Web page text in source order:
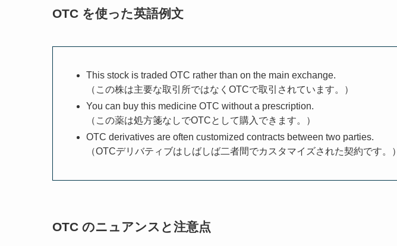
OTC を使った英語例文
This stock is traded OTC rather than on the main exchange.
（この株は主要な取引所ではなくOTCで取引されています。）
You can buy this medicine OTC without a prescription.
（この薬は処方箋なしでOTCとして購入できます。）
OTC derivatives are often customized contracts between two parties.
（OTCデリバティブはしばしば二者間でカスタマイズされた契約です。）
OTC のニュアンスと注意点